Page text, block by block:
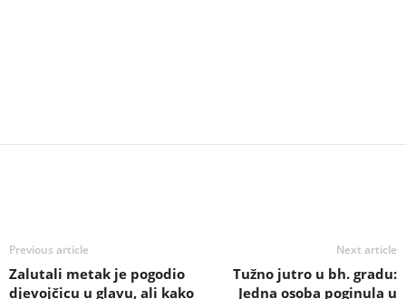
Previous article
Zalutali metak je pogodio
djevojčicu u glavu, ali kako
Next article
Tužno jutro u bh. gradu:
Jedna osoba poginula u